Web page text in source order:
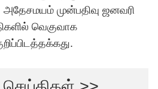
அதேசமயம் முன்பதிவு ஜனவரி
வெகுவாக